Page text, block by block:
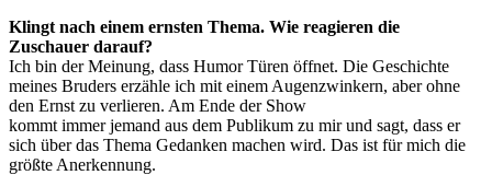
Klingt nach einem ernsten Thema. Wie reagieren die
Zuschauer darauf?
Ich bin der Meinung, dass Humor Türen öffnet. Die Geschichte
meines Bruders erzähle ich mit einem Augenzwinkern, aber ohne
den Ernst zu verlieren. Am Ende der Show
kommt immer jemand aus dem Publikum zu mir und sagt, dass er
sich über das Thema Gedanken machen wird. Das ist für mich die
größte Anerkennung.